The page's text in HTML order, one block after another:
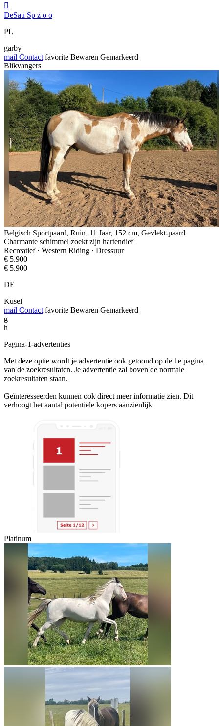

DeSau Sp z o o
PL
garby
mail Contact favorite Bewaren Gemarkeerd
Blikvangers
Belgisch Sportpaard, Ruin, 11 Jaar, 152 cm, Gevlekt-paard
Charmante schimmel zoekt zijn hartendief
Recreatief · Western Riding · Dressuur
€ 5.900
€ 5.900
DE
Küsel
mail Contact favorite Bewaren Gemarkeerd
g
h
Pagina-1-advertenties
Met deze optie wordt je advertentie ook getoond op de 1e pagina
van de zoekresultaten. Je advertentie zal boven de normale
zoekresultaten staan.
Geïnteresseerden kunnen ook direct meer informatie zien. Dit
verhoogt het aantal potentiële kopers aanzienlijk.
Platinum